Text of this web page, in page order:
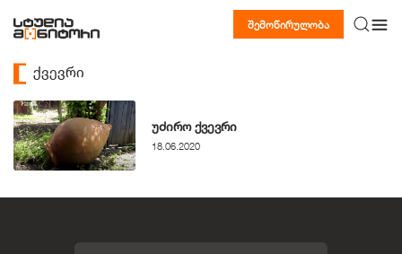
შემოწირულობა
ქვევრი
უძირო ქვევრი
18.06.2020